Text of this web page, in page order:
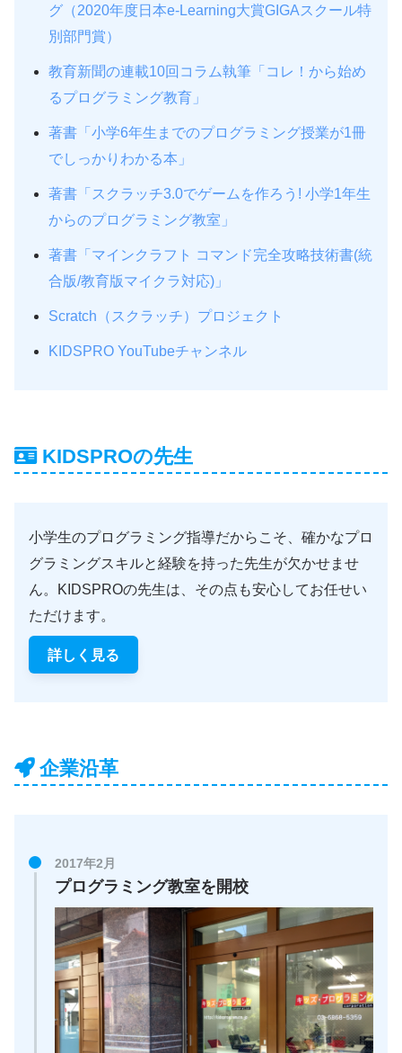
グ（2020年度日本e-Learning大賞GIGAスクール特
別部門賞）
教育新聞の連載10回コラム執筆「コレ！から始め
るプログラミング教育」
著書「小学6年生までのプログラミング授業が1冊
でしっかりわかる本」
著書「スクラッチ3.0でゲームを作ろう! 小学1年生
からのプログラミング教室」
著書「マインクラフト コマンド完全攻略技術書(統
合版/教育版マイクラ対応)」
Scratch（スクラッチ）プロジェクト
KIDSPRO YouTubeチャンネル
KIDSPROの先生
小学生のプログラミング指導だからこそ、確かなプロ
グラミングスキルと経験を持った先生が欠かせませ
ん。KIDSPROの先生は、その点も安心してお任せい
ただけます。
詳しく見る
企業沿革
2017年2月
プログラミング教室を開校